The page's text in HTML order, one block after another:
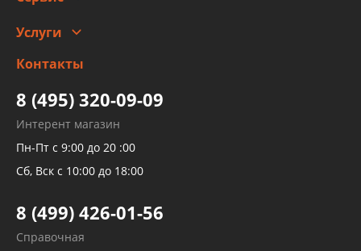
Заправка кондиционера авто
Детейлинг
Услуги
высокого давления
Тормозных трубок
Рукавов гидроусилителей
Рукавов компрессоров и турбин
Трубок кондиционеров
Развертка пайка медных стальных
алюминиевых трубок и штуцеров
Контакты
8 (495) 320-09-09
Интерент магазин
Пн-Пт с 9:00 до 20 :00
Сб, Вск с 10:00 до 18:00
8 (499) 426-01-56
Справочная